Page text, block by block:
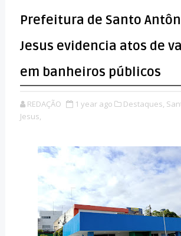
Prefeitura de Santo
Jesus evidencia atos de
em banheiros públicos
REDAÇÃO 1 year ago Destaques,
Jesus,